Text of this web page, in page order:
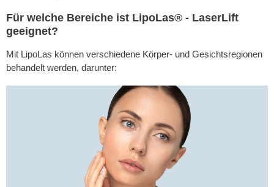
Für welche Bereiche ist LipoLas® - LaserLift
geeignet?
Mit LipoLas können verschiedene Körper- und Gesichtsregionen
behandelt werden, darunter: